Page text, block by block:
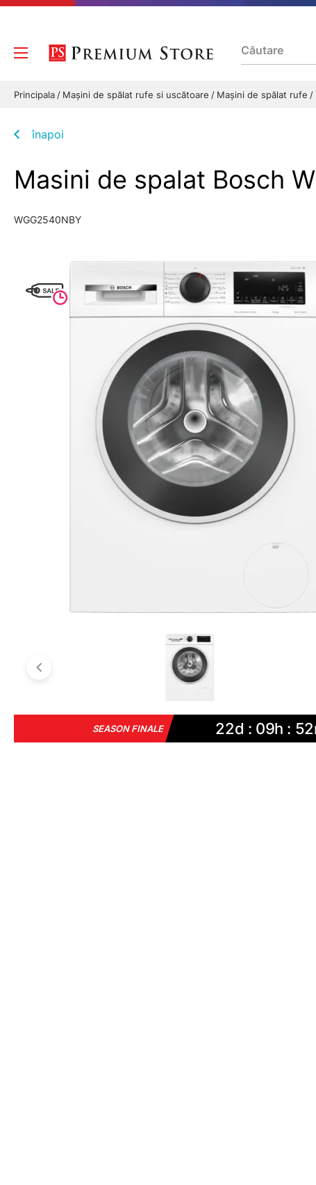
Principala Mașini de spălat rufe si uscătoare Mașini de spălat rufe
înapoi
Masini de spalat Bosch
WGG2540NBY
SEASON FINALE 22d : 09h :